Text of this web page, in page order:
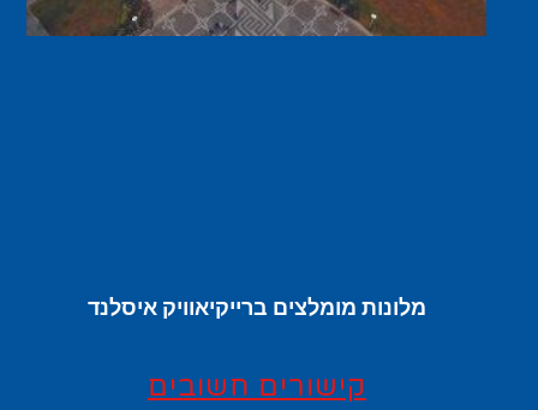
מלונות מומלצים ברייקיאוויק איסלנד
קישורים חשובים